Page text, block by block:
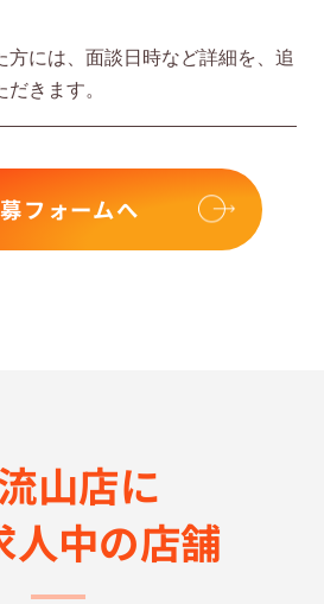
⽅には、⾯談⽇時など詳細を、追
きます。
フォームへ
山店に
⼈中の店舗